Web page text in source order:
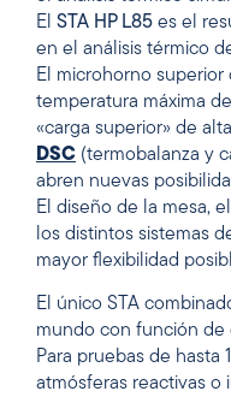
El STA HP L85 es el
en el análisis térmico
El microhorno
temperatura máxima
«carga superior» de
DSC (termobalanza y
abren nuevas
El diseño de la mesa,
los distintos sistemas
mayor flexibilidad
El único STA
mundo con función de
Para pruebas de hasta
atmósferas reactivas o